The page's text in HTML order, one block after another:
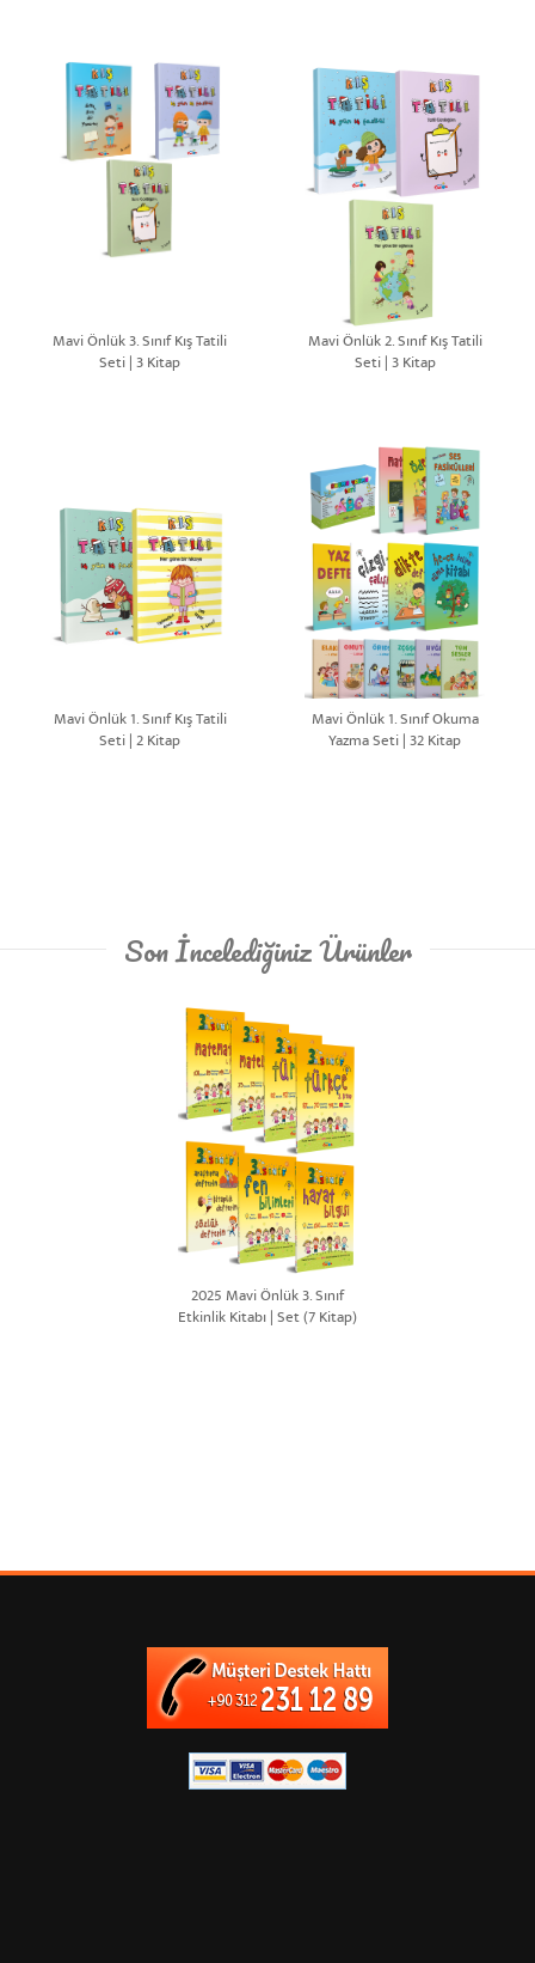
Mavi Önlük 3. Sınıf Kış Tatili
Seti | 3 Kitap
Mavi Önlük 2. Sınıf Kış Tatili
Seti | 3 Kitap
Mavi Önlük 1. Sınıf Kış Tatili
Seti | 2 Kitap
Mavi Önlük 1. Sınıf Okuma
Yazma Seti | 32 Kitap
Son İncelediğiniz Ürünler
2025 Mavi Önlük 3. Sınıf
Etkinlik Kitabı | Set (7 Kitap)